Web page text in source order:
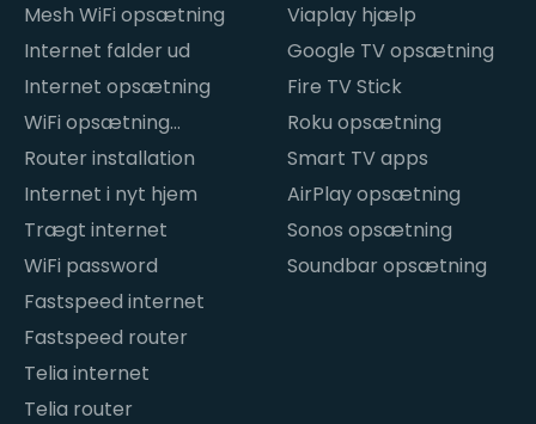
Mesh WiFi opsætning
Internet falder ud
Internet opsætning
WiFi opsætning
hjemme
Router installation
Internet i nyt hjem
Trægt internet
WiFi password
Fastspeed internet
Fastspeed router
Telia internet
Telia router
Viaplay hjælp
Google TV opsætning
Fire TV Stick
Roku opsætning
Smart TV apps
AirPlay opsætning
Sonos opsætning
Soundbar opsætning